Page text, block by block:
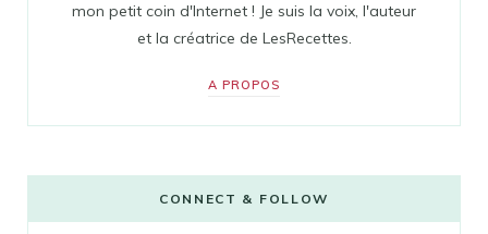
mon petit coin d'Internet ! Je suis la voix, l'auteur
et la créatrice de LesRecettes.
A PROPOS
CONNECT & FOLLOW